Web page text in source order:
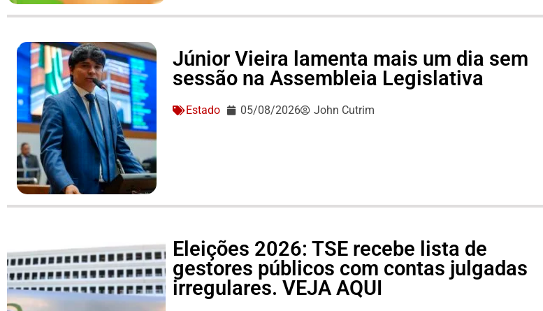
Júnior Vieira lamenta mais um dia sem
sessão na Assembleia Legislativa
Estado 05/08/2026 John Cutrim
Eleições 2026: TSE recebe lista de
gestores públicos com contas julgadas
irregulares. VEJA AQUI